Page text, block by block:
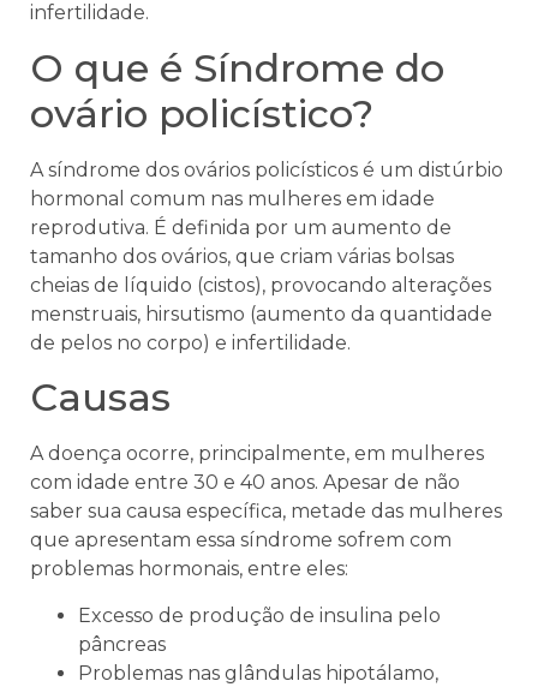
infertilidade.
O que é Síndrome do
ovário policístico?
A síndrome dos ovários policísticos é um distúrbio
hormonal comum nas mulheres em idade
reprodutiva. É definida por um aumento de
tamanho dos ovários, que criam várias bolsas
cheias de líquido (cistos), provocando alterações
menstruais, hirsutismo (aumento da quantidade
de pelos no corpo) e infertilidade.
Causas
A doença ocorre, principalmente, em mulheres
com idade entre 30 e 40 anos. Apesar de não
saber sua causa específica, metade das mulheres
que apresentam essa síndrome sofrem com
problemas hormonais, entre eles:
Excesso de produção de insulina pelo
pâncreas
Problemas nas glândulas hipotálamo,